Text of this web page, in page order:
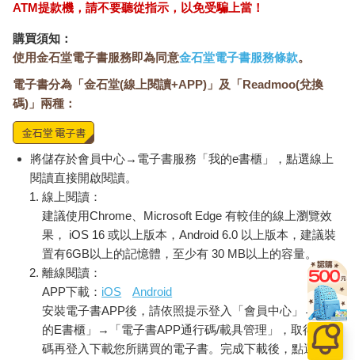
ATM提款機，請不要聽從指示，以免受騙上當！
購買須知：
使用金石堂電子書服務即為同意金石堂電子書服務條款。
電子書分為「金石堂(線上閱讀+APP)」及「Readmoo(兌換
碼)」兩種：
將儲存於會員中心→電子書服務「我的e書櫃」，點選線上
閱讀直接開啟閱讀。
線上閱讀：
建議使用Chrome、Microsoft Edge 有較佳的線上瀏覽效
果， iOS 16 或以上版本，Android 6.0 以上版本，建議裝
置有6GB以上的記憶體，至少有 30 MB以上的容量。
離線閱讀：
APP下載： iOS
Android
安裝電子書APP後，請依照提示登入「會員中心」→「我
的E書櫃」→「電子書APP通行碼/載具管理」，取得通行
碼再登入下載您所購買的電子書。完成下載後，點選任一